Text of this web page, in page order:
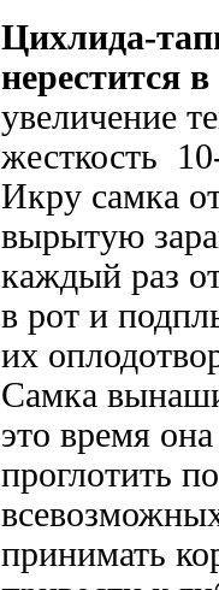
Цихлида-
нерестится
увеличение
жесткость
Икру самка
вырытую
каждый раз
в рот и
их
Самка
это время
проглотить
принимать